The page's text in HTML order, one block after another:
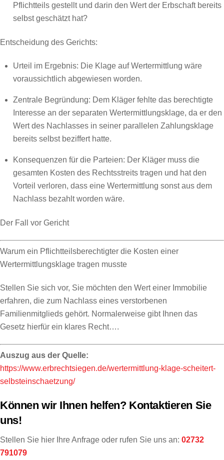
Pflichtteils gestellt und darin den Wert der Erbschaft bereits
selbst geschätzt hat?
Entscheidung des Gerichts:
Urteil im Ergebnis: Die Klage auf Wertermittlung wäre
voraussichtlich abgewiesen worden.
Zentrale Begründung: Dem Kläger fehlte das berechtigte
Interesse an der separaten Wertermittlungsklage, da er den
Wert des Nachlasses in seiner parallelen Zahlungsklage
bereits selbst beziffert hatte.
Konsequenzen für die Parteien: Der Kläger muss die
gesamten Kosten des Rechtsstreits tragen und hat den
Vorteil verloren, dass eine Wertermittlung sonst aus dem
Nachlass bezahlt worden wäre.
Der Fall vor Gericht
Warum ein Pflichtteilsberechtigter die Kosten einer
Wertermittlungsklage tragen musste
Stellen Sie sich vor, Sie möchten den Wert einer Immobilie
erfahren, die zum Nachlass eines verstorbenen
Familienmitglieds gehört. Normalerweise gibt Ihnen das
Gesetz hierfür ein klares Recht….
Auszug aus der Quelle:
https://www.erbrechtsiegen.de/wertermittlung-klage-scheitert-
selbsteinschaetzung/
Können wir Ihnen helfen? Kontaktieren Sie
uns!
Stellen Sie hier Ihre Anfrage oder rufen Sie uns an: 02732
791079